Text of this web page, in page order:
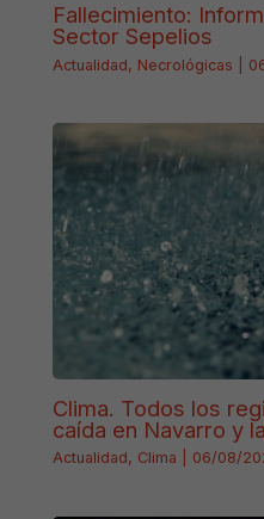
Fallecimiento:
Sector Sepelios
Actualidad, Necrológicas
Clima. Todos los
caída en Navarro y
Actualidad, Clima 06/08/